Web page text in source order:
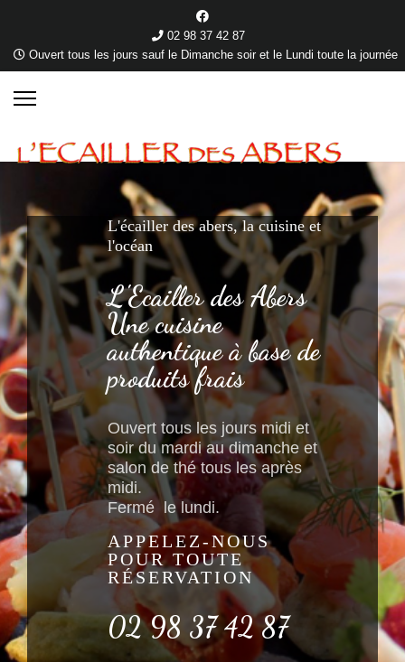
02 98 37 42 87
Ouvert tous les jours sauf le Dimanche soir et le Lundi toute la journée
L'écailler des abers, la cuisine et
l'océan
L'Ecailler des Abers
Une cuisine
authentique à base de
produits frais
Ouvert tous les jours midi et
soir du mardi au dimanche et
salon de thé tous les après
midi.
Fermé le lundi.
APPELEZ-NOUS
POUR TOUTE
RÉSERVATION
02 98 37 42 87